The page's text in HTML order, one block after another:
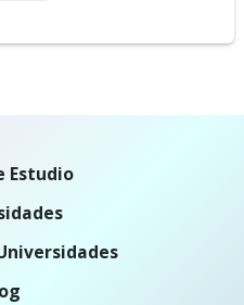
Estudio